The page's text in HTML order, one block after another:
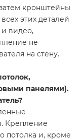
кронштейны
этих деталей
видео,
не
на стену.
панелями).
Крепление
потолка и, кроме